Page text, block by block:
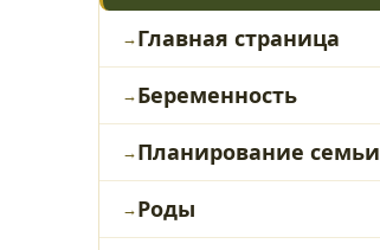
Главная страница
Беременность
Планирование семьи
Роды